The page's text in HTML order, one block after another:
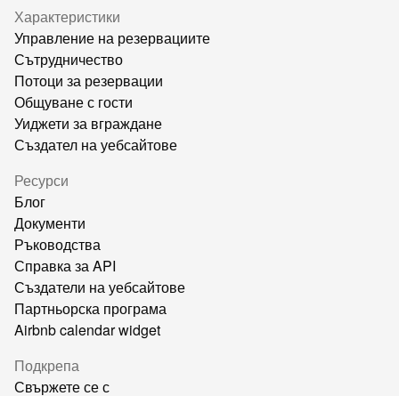
Характеристики
Управление на резервациите
Сътрудничество
Потоци за резервации
Общуване с гости
Уиджети за вграждане
Създател на уебсайтове
Ресурси
Блог
Документи
Ръководства
Справка за API
Създатели на уебсайтове
Партньорска програма
Airbnb calendar widget
Подкрепа
Свържете се с